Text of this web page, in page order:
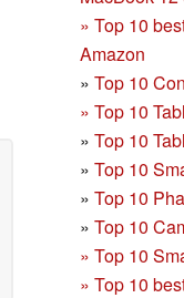
» Top 10
Amazon
» Top 10
» Top 10
» Top 10
» Top 10
» Top 10
» Top 10
» Top 10
» Top 10